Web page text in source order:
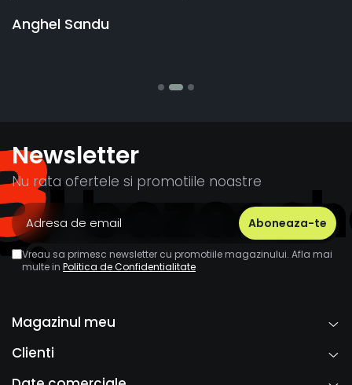
Newsletter
Nu rata ofertele si promotiile noastre
Vreau sa primesc newsletter cu promotiile magazinului. Afla mai
multe in Politica de Confidentialitate
Magazinul meu
Clienti